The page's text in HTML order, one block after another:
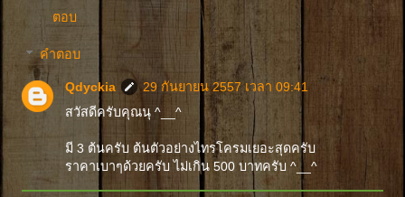
ตอบ
คำตอบ
Qdyckia
29 กันยายน 2557 เวลา 09:41
สวัสดีครับคุณนุ ^__^
มี 3 ต้นครับ ต้นตัวอย่างไทรโครมเยอะสุดครับ
ราคาเบาๆด้วยครับ ไม่เกิน 500 บาทครับ ^__^